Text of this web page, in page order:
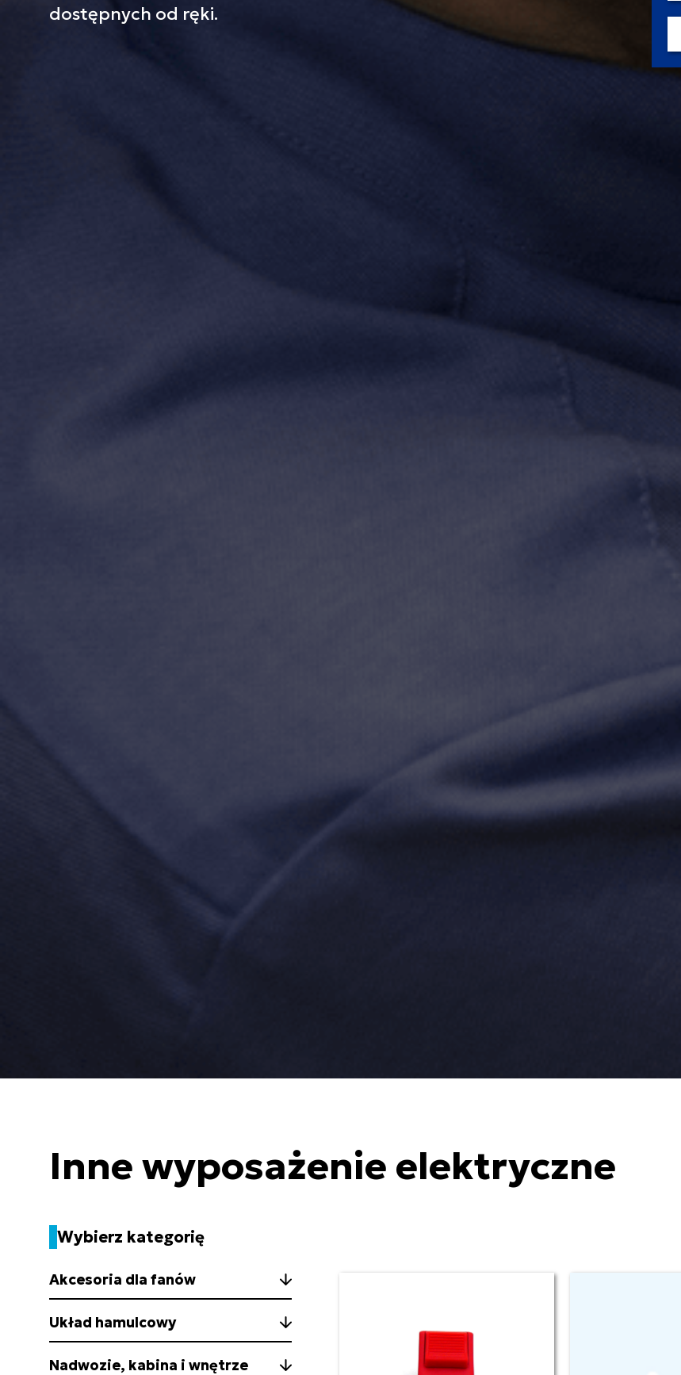
dostępnych od ręki.
Inne wyposażenie elektryczne
Wybierz kategorię
Akcesoria dla fanów
Układ hamulcowy
Nadwozie, kabina i wnętrze